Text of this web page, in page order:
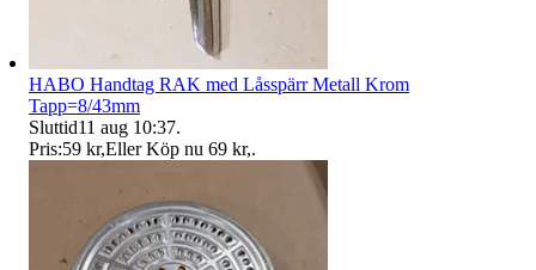
HABO Handtag RAK med Låsspärr Metall Krom
Tapp=8/43mm
Sluttid11 aug 10:37.
Pris:59 kr,Eller Köp nu 69 kr,.